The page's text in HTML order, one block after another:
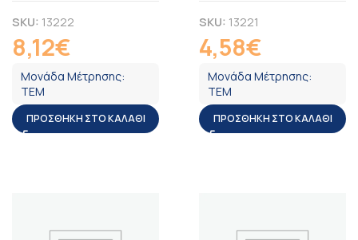
SKU: 13222
8,12€
Μονάδα Μέτρησης:
ΤΕΜ
ΠΡΟΣΘΉΚΗ ΣΤΟ ΚΑΛΆΘΙ
SKU: 13221
4,58€
Μονάδα Μέτρησης:
ΤΕΜ
ΠΡΟΣΘΉΚΗ ΣΤΟ ΚΑΛΆΘΙ